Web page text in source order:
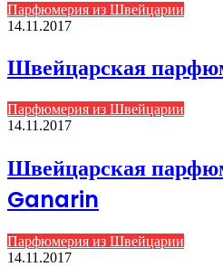
Парфюмерия из Швейцарии
14.11.2017
Швейцарская
Парфюмерия из Швейцарии
14.11.2017
Швейцарская
Ganarin
Парфюмерия из Швейцарии
14.11.2017